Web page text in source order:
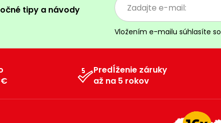
tipy a návody
Vložením e-mailu súhlasíte so
€
Predĺženie záruky
až na 5 rokov